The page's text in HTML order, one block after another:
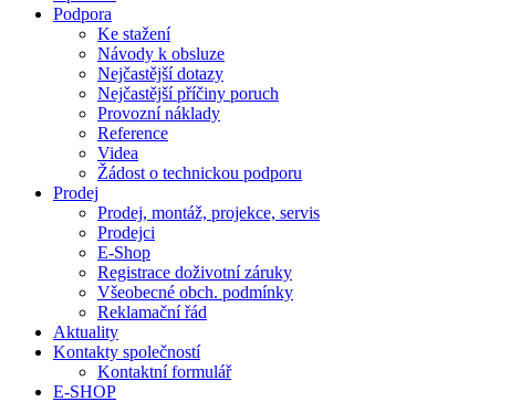
Podpora
Ke stažení
Návody k obsluze
Nejčastější dotazy
Nejčastější příčiny poruch
Provozní náklady
Reference
Videa
Žádost o technickou podporu
Prodej
Prodej, montáž, projekce, servis
Prodejci
E-Shop
Registrace doživotní záruky
Všeobecné obch. podmínky
Reklamační řád
Aktuality
Kontakty společností
Kontaktní formulář
E-SHOP